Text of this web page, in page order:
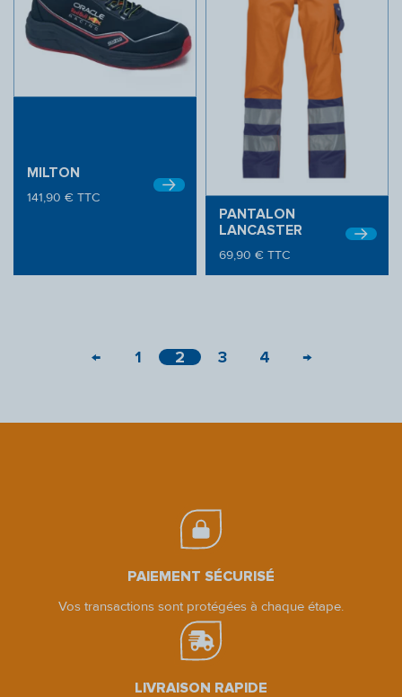
MILTON
141,90€ TTC
PANTALON
LANCASTER
69,90€ TTC
← 1 2 3 4 →
PAIEMENT SÉCURISÉ
Vos transactions sont protégées à chaque étape.
LIVRAISON RAPIDE